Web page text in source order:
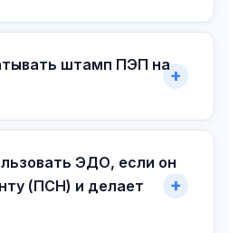
штамп ПЭП на
ЭДО, если он
(ПСН) и делает